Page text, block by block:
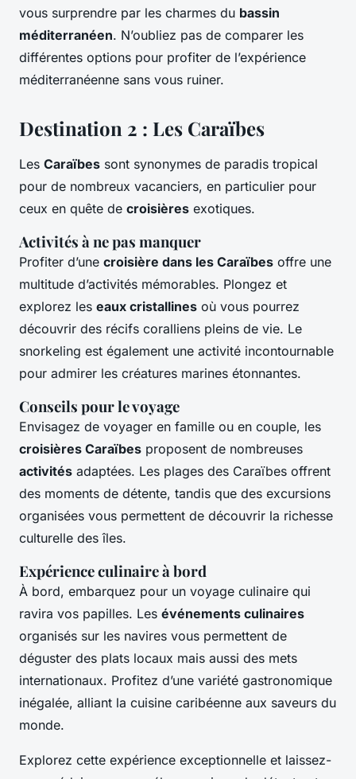
vous surprendre par les charmes du bassin
méditerranéen. N’oubliez pas de comparer les
différentes options pour profiter de l’expérience
méditerranéenne sans vous ruiner.
Destination 2 : Les Caraïbes
Les Caraïbes sont synonymes de paradis tropical
pour de nombreux vacanciers, en particulier pour
ceux en quête de croisières exotiques.
Activités à ne pas manquer
Profiter d’une croisière dans les Caraïbes offre une
multitude d’activités mémorables. Plongez et
explorez les eaux cristallines où vous pourrez
découvrir des récifs coralliens pleins de vie. Le
snorkeling est également une activité incontournable
pour admirer les créatures marines étonnantes.
Conseils pour le voyage
Envisagez de voyager en famille ou en couple, les
croisières Caraïbes proposent de nombreuses
activités adaptées. Les plages des Caraïbes offrent
des moments de détente, tandis que des excursions
organisées vous permettent de découvrir la richesse
culturelle des îles.
Expérience culinaire à bord
À bord, embarquez pour un voyage culinaire qui
ravira vos papilles. Les événements culinaires
organisés sur les navires vous permettent de
déguster des plats locaux mais aussi des mets
internationaux. Profitez d’une variété gastronomique
inégalée, alliant la cuisine caribéenne aux saveurs du
monde.
Explorez cette expérience exceptionnelle et laissez-